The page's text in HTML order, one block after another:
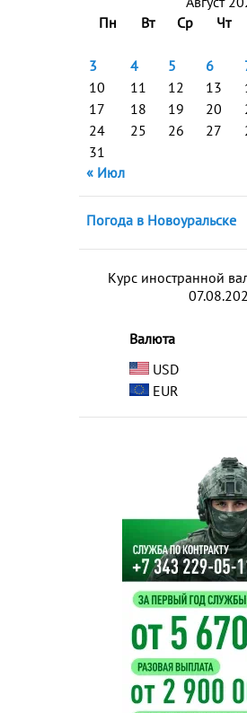
Пн
Вт Ср Чт
3
4 5 6
10
11 12 13
17
18 19 20
24
25 26 27
31
« Июл
Погода в Новоуральске
Курс иностранной
Валюта
USD
EUR